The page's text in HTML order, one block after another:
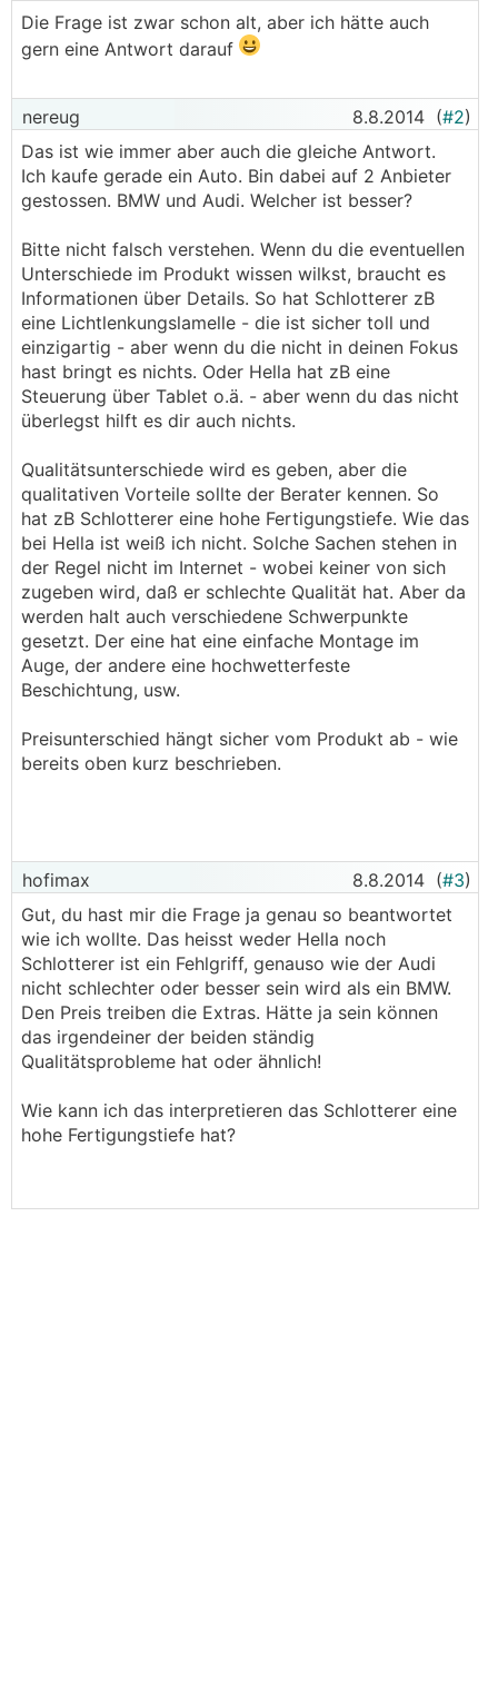
Die Frage ist zwar schon alt, aber ich hätte auch
gern eine Antwort darauf
nereug 8.8.2014 (#2)
Das ist wie immer aber auch die gleiche Antwort.
Ich kaufe gerade ein Auto. Bin dabei auf 2 Anbieter
gestossen. BMW und Audi. Welcher ist besser?
Bitte nicht falsch verstehen. Wenn du die eventuellen
Unterschiede im Produkt wissen wilkst, braucht es
Informationen über Details. So hat Schlotterer zB
eine Lichtlenkungslamelle - die ist sicher toll und
einzigartig - aber wenn du die nicht in deinen Fokus
hast bringt es nichts. Oder Hella hat zB eine
Steuerung über Tablet o.ä. - aber wenn du das nicht
überlegst hilft es dir auch nichts.
Qualitätsunterschiede wird es geben, aber die
qualitativen Vorteile sollte der Berater kennen. So
hat zB Schlotterer eine hohe Fertigungstiefe. Wie das
bei Hella ist weiß ich nicht. Solche Sachen stehen in
der Regel nicht im Internet - wobei keiner von sich
zugeben wird, daß er schlechte Qualität hat. Aber da
werden halt auch verschiedene Schwerpunkte
gesetzt. Der eine hat eine einfache Montage im
Auge, der andere eine hochwetterfeste
Beschichtung, usw.
Preisunterschied hängt sicher vom Produkt ab - wie
bereits oben kurz beschrieben.
hofimax 8.8.2014 (#3)
Gut, du hast mir die Frage ja genau so beantwortet
wie ich wollte. Das heisst weder Hella noch
Schlotterer ist ein Fehlgriff, genauso wie der Audi
nicht schlechter oder besser sein wird als ein BMW.
Den Preis treiben die Extras. Hätte ja sein können
das irgendeiner der beiden ständig
Qualitätsprobleme hat oder ähnlich!
Wie kann ich das interpretieren das Schlotterer eine
hohe Fertigungstiefe hat?